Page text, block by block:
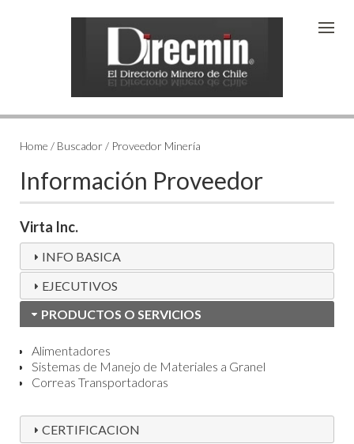
Home / Buscador / Proveedor Minería
Información Proveedor
Virta Inc.
INFO BASICA
EJECUTIVOS
PRODUCTOS O SERVICIOS
Alimentadores
Sistemas de Manejo de Materiales a Granel
Correas Transportadoras
CERTIFICACION